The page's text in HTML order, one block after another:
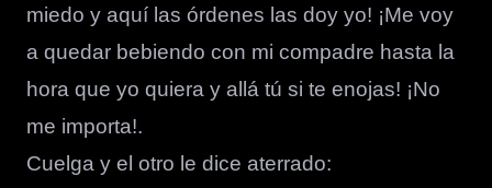
miedo y aquí las órdenes las doy yo! ¡Me voy
a quedar bebiendo con mi compadre hasta la
hora que yo quiera y allá tú si te enojas! ¡No
me importa!.
Cuelga y el otro le dice aterrado: